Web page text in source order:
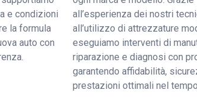
e condizioni
la formula
auto con
all’esperienza dei nostri
all’utilizzo di attrezzature
eseguiamo interventi di
riparazione e diagnosi con
garantendo affidabilità,
prestazioni ottimali nel